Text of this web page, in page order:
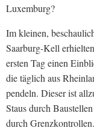
Luxemburg?
Im kleinen,
Saarburg-Kell
ersten Tag einen
die täglich aus
pendeln. Dieser ist
Staus durch
durch